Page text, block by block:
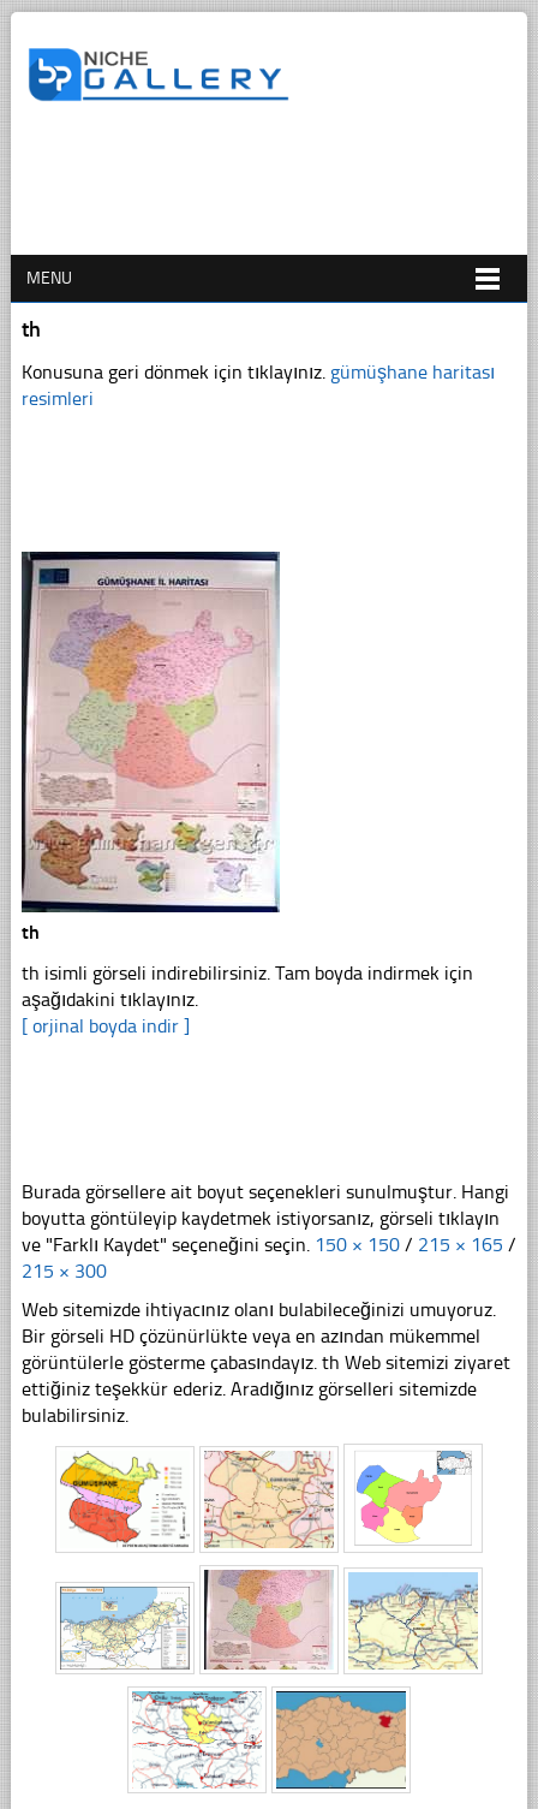
MENU
th
Konusuna geri dönmek için tıklayınız. gümüşhane haritası
resimleri
th
th isimli görseli indirebilirsiniz. Tam boyda indirmek için
aşağıdakini tıklayınız.
[ orjinal boyda indir ]
Burada görsellere ait boyut seçenekleri sunulmuştur. Hangi
boyutta göntüleyip kaydetmek istiyorsanız, görseli tıklayın
ve "Farklı Kaydet" seçeneğini seçin. 150 × 150 / 215 × 165 /
215 × 300
Web sitemizde ihtiyacınız olanı bulabileceğinizi umuyoruz.
Bir görseli HD çözünürlükte veya en azından mükemmel
görüntülerle gösterme çabasındayız. th Web sitemizi ziyaret
ettiğiniz teşekkür ederiz. Aradığınız görselleri sitemizde
bulabilirsiniz.